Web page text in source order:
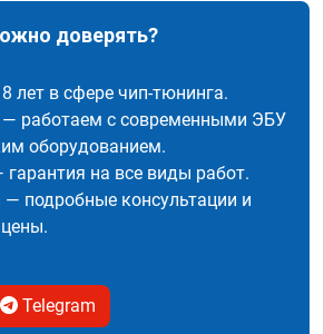
доверять?
лет в сфере чип-тюнинга.
— работаем с современными ЭБУ
оборудованием.
на все виды работ.
— подробные консультации и
Telegram